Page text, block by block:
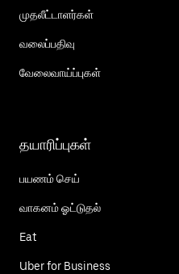
முதலீட்டாளர்கள்
வலைப்பதிவு
வேலைவாய்ப்புகள்
தயாரிப்புகள்
பயணம் செய்
வாகனம் ஓட்டுதல்
Eat
Uber for Business